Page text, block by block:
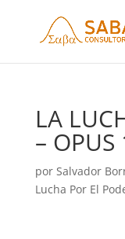
LA
– OPUS
por Salvador
Lucha Por El